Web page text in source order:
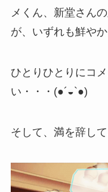
メくん、新堂さん
が、いずれも鮮や
ひとりひとりにコ
い・・・(●´◒`●)
そして、満を辞し